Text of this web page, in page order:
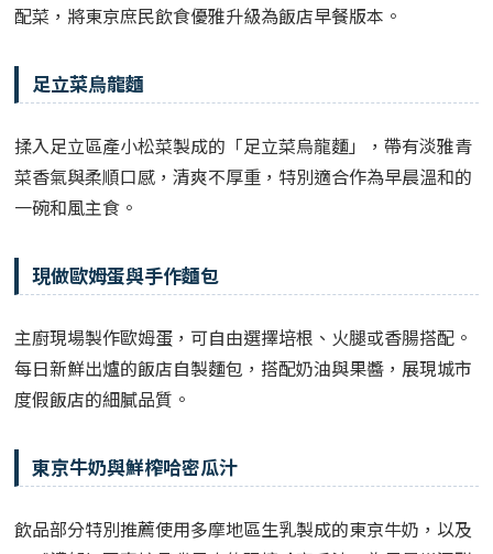
配菜，將東京庶民飲食優雅升級為飯店早餐版本。
足立菜烏龍麵
揉入足立區產小松菜製成的「足立菜烏龍麵」，帶有淡雅青
菜香氣與柔順口感，清爽不厚重，特別適合作為早晨溫和的
一碗和風主食。
現做歐姆蛋與手作麵包
主廚現場製作歐姆蛋，可自由選擇培根、火腿或香腸搭配。
每日新鮮出爐的飯店自製麵包，搭配奶油與果醬，展現城市
度假飯店的細膩品質。
東京牛奶與鮮榨哈密瓜汁
飲品部分特別推薦使用多摩地區生乳製成的東京牛奶，以及